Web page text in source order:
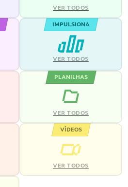
VER TODOS
IMPULSIONA
VER TODOS
PLANILHAS
VER TODOS
VÍDEOS
VER TODOS